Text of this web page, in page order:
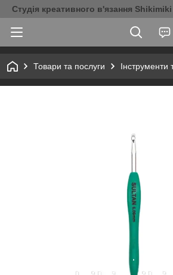
Студія креативного в'язання Shikimiki
Товари та послуги Інструменти